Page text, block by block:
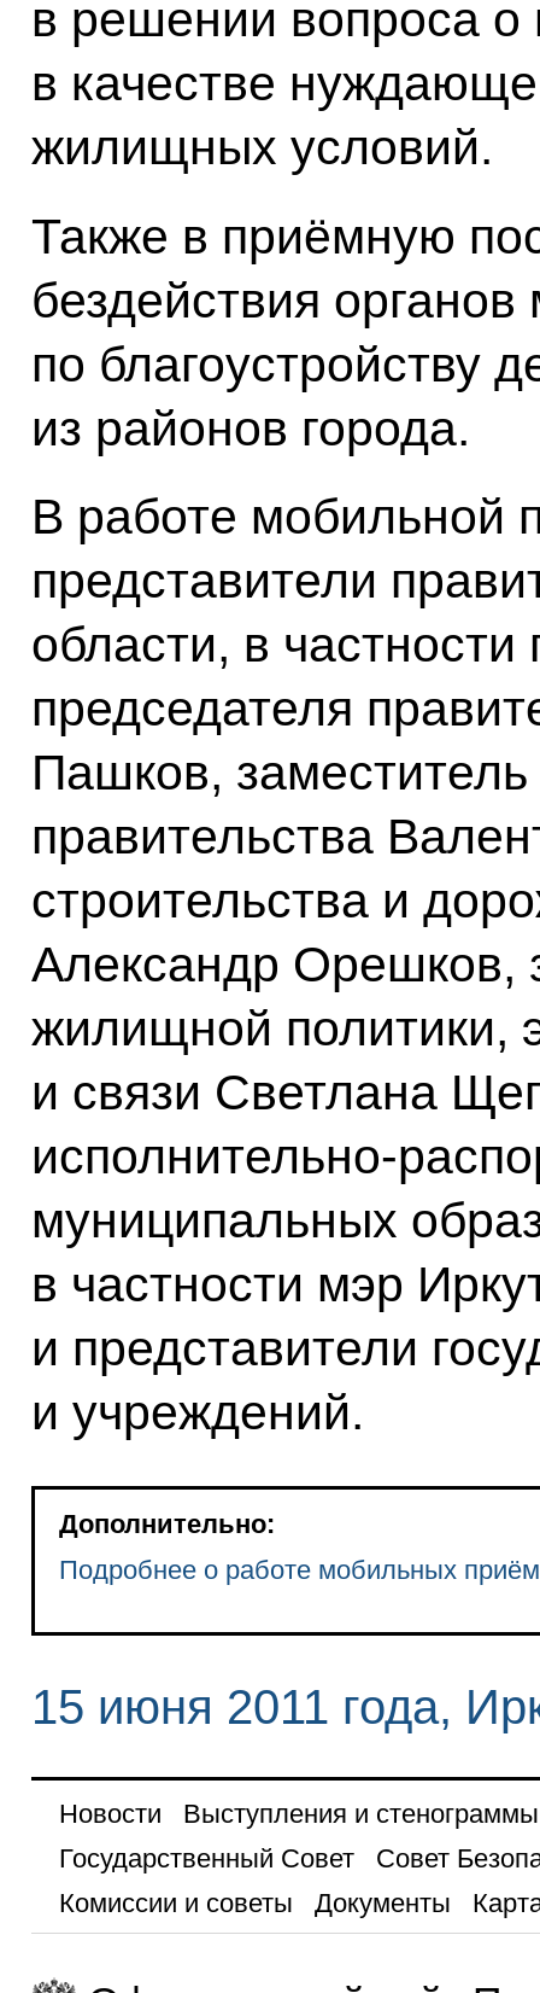
в решении вопроса о
в качестве
жилищных условий.
Также в приёмную
бездействия
по благоустройству
из районов города.
В работе мобильной
представители
области, в
председателя
Пашков,
правительства
строительства и
Александр Орешков,
жилищной политики,
и связи Светлана
исполнительно-
муниципальных
в частности мэр
и представители
и учреждений.
Дополнительно:
Подробнее о работе мобильных
15 июня 2011 года,
Новости
Выступления и стенограммы
Государственный Совет
Совет
Комиссии и советы
Документы